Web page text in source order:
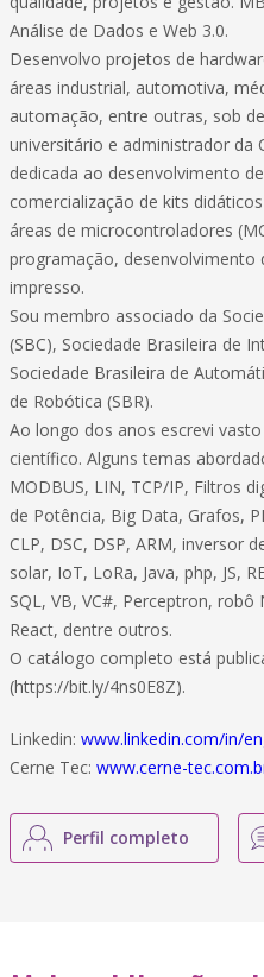
Análise de Dados e Web 3.0.
Desenvolvo projetos de
áreas industrial, automotiva,
automação, entre outras, sob
universitário e administrador da
dedicada ao desenvolvimento
comercialização de kits
áreas de microcontroladores
programação,
impresso.
Sou membro associado da
(SBC), Sociedade Brasileira de
Sociedade Brasileira de
de Robótica (SBR).
Ao longo dos anos escrevi
científico. Alguns temas
MODBUS, LIN, TCP/IP, Filtros
de Potência, Big Data, Grafos,
CLP, DSC, DSP, ARM, inversor
solar, IoT, LoRa, Java, php, JS,
SQL, VB, VC#, Perceptron,
React, dentre outros.
O catálogo completo está
(https://bit.ly/4ns0E8Z).
Linkedin: www.linkedin.com/in/
Cerne Tec: www.cerne-
Perfil completo